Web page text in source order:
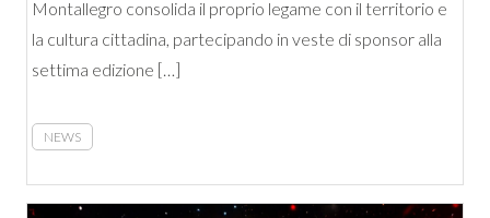
Montallegro consolida il proprio legame con il territorio e
la cultura cittadina, partecipando in veste di sponsor alla
settima edizione […]
NEWS